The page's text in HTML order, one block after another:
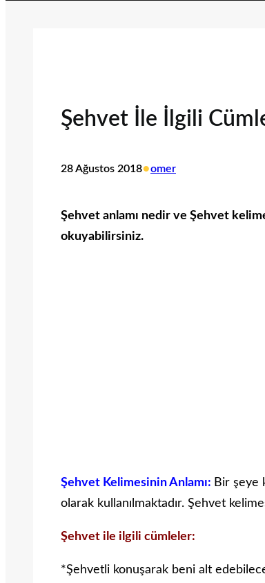
Şehvet İle İlgili
28 Ağustos 2018•omer
Şehvet anlamı nedir ve Şehvet
okuyabilirsiniz.
Şehvet Kelimesinin Anlamı: Bir şeye
olarak kullanılmaktadır. Şehvet
Şehvet ile ilgili cümleler:
*Şehvetli konuşarak beni alt